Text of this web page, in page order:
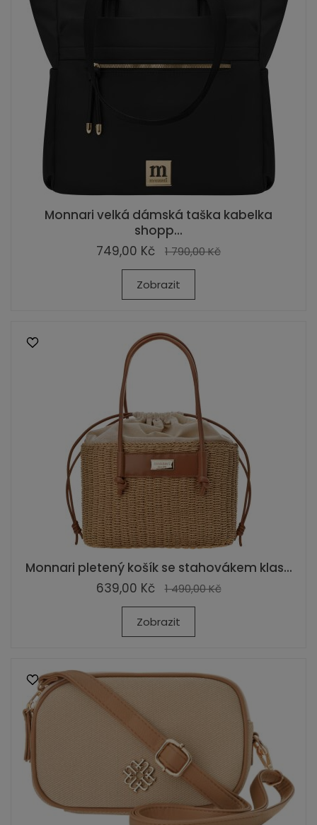
Monnari velká dámská taška kabelka
shopp...
749,00 Kč
1 790,00 Kč
Zobrazit
Monnari pletený košík se stahovákem klas...
639,00 Kč
1 490,00 Kč
Zobrazit